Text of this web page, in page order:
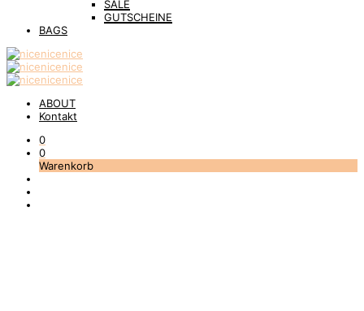
SALE
GUTSCHEINE
BAGS
ABOUT
Kontakt
0
0
Warenkorb